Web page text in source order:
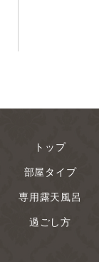
トップ
部屋タイプ
専用露天風呂
過ごし方